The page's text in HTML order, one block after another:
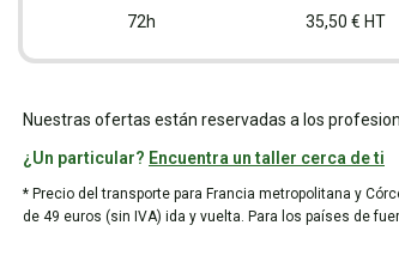
72h 35,50 € HT
Nuestras ofertas están reservadas a los
¿Un particular? Encuentra un taller cerca de ti
* Precio del transporte para Francia metropolitana y
de 49 euros (sin IVA) ida y vuelta. Para los países de